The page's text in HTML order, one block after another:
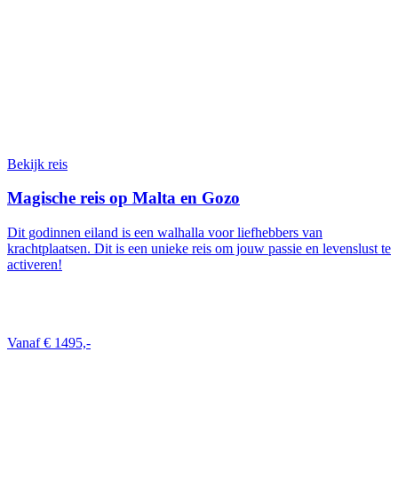
Bekijk reis
Magische reis op Malta en Gozo
Dit godinnen eiland is een walhalla voor liefhebbers van
krachtplaatsen. Dit is een unieke reis om jouw passie en levenslust te
activeren!
Vanaf € 1495,-